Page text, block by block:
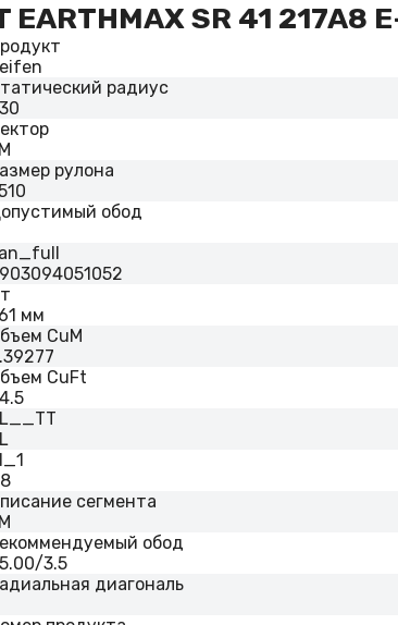
SR 41 217A8
радиус
рулона
обод
мм
CuM
CuFt
сегмента
обод
3.5
диагональ